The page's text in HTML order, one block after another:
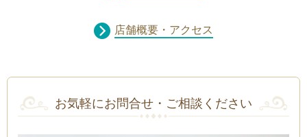
店舗概要・アクセス
お気軽にお問合せ・ご相談ください